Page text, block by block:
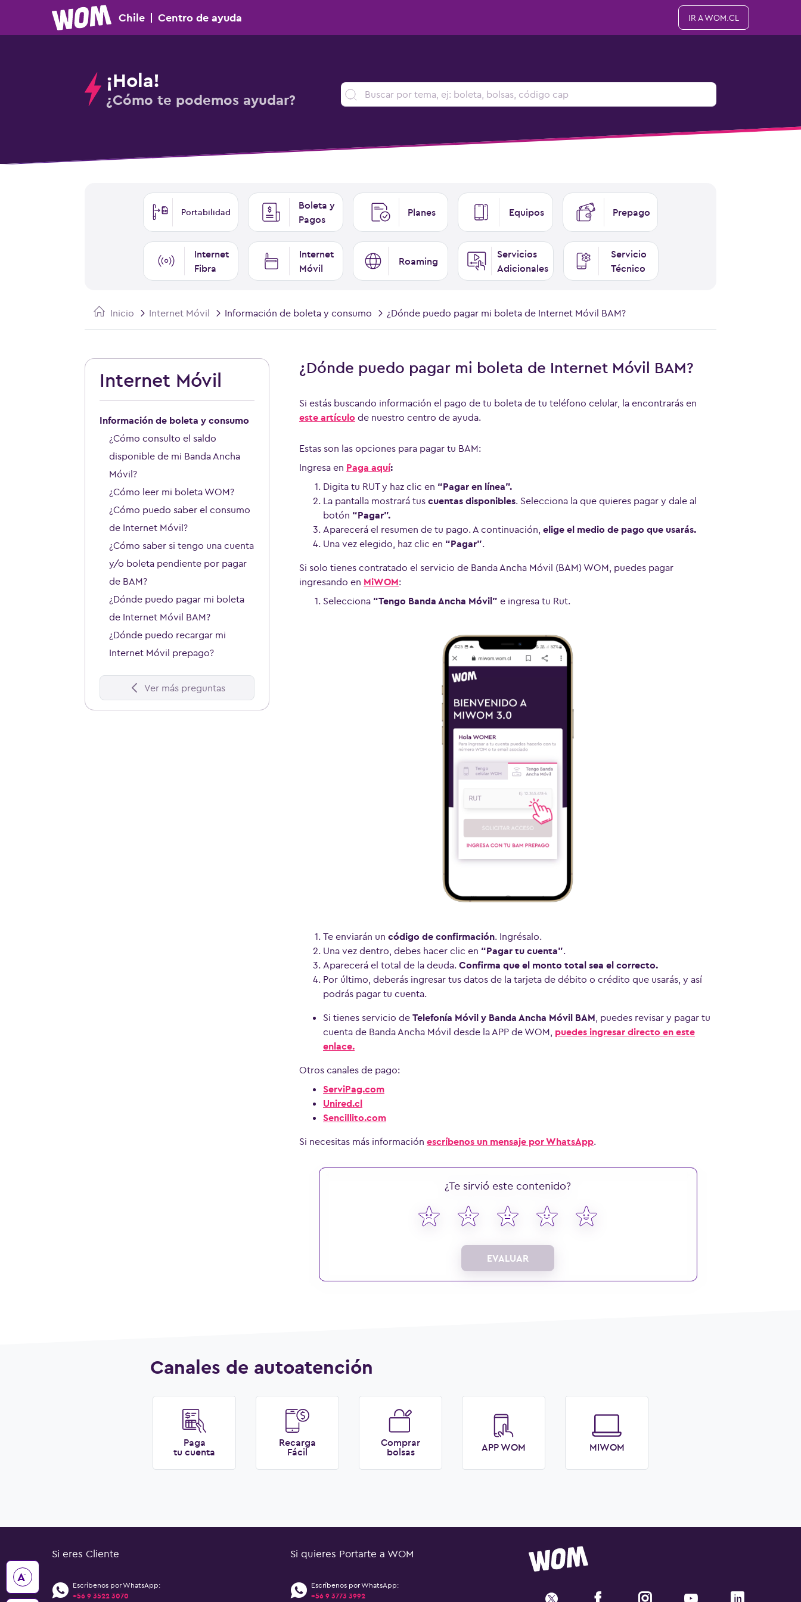
A-
Chile | Centro de ayuda IR A WOM.CL
¡Hola!
¿Cómo te podemos ayudar?
Portabilidad
Boleta y
Pagos
Planes Equipos Prepago
Internet
Fibra
Internet
Móvil
Roaming
Servicios
Adicionales
Servicio
Técnico
Inicio Internet Móvil Información de boleta y consumo ¿Dónde puedo pagar mi boleta de Internet Móvil BAM?
¿Dónde puedo pagar mi boleta de Internet Móvil BAM?
Si estás buscando información el pago de tu boleta de tu teléfono celular, la encontrarás en
este artículo de nuestro centro de ayuda.
Estas son las opciones para pagar tu BAM:
Ingresa en Paga aquí:
Digita tu RUT y haz clic en “Pagar en línea”.
La pantalla mostrará tus cuentas disponibles. Selecciona la que quieres pagar y dale al
botón “Pagar”.
Aparecerá el resumen de tu pago. A continuación, elige el medio de pago que usarás.
Una vez elegido, haz clic en “Pagar”.
Si solo tienes contratado el servicio de Banda Ancha Móvil (BAM) WOM, puedes pagar
ingresando en MiWOM:
Selecciona “Tengo Banda Ancha Móvil” e ingresa tu Rut.
Te enviarán un código de confirmación. Ingrésalo.
Una vez dentro, debes hacer clic en “Pagar tu cuenta”.
Aparecerá el total de la deuda. Confirma que el monto total sea el correcto.
Por último, deberás ingresar tus datos de la tarjeta de débito o crédito que usarás, y así
podrás pagar tu cuenta.
Si tienes servicio de Telefonía Móvil y Banda Ancha Móvil BAM, puedes revisar y pagar tu
cuenta de Banda Ancha Móvil desde la APP de WOM, puedes ingresar directo en este
enlace.
Otros canales de pago:
ServiPag.com
Unired.cl
Sencillito.com
Si necesitas más información escríbenos un mensaje por WhatsApp.
¿Te sirvió este contenido?
EVALUAR
Internet Móvil
Información de boleta y consumo
¿Cómo consulto el saldo
disponible de mi Banda Ancha
Móvil?
¿Cómo leer mi boleta WOM?
¿Cómo puedo saber el consumo
de Internet Móvil?
¿Cómo saber si tengo una cuenta
y/o boleta pendiente por pagar
de BAM?
¿Dónde puedo pagar mi boleta
de Internet Móvil BAM?
¿Dónde puedo recargar mi
Internet Móvil prepago?
Ver más preguntas
Canales de autoatención
Paga
tu cuenta
Recarga
Fácil
Comprar
bolsas
APP WOM MIWOM
Si quieres Portarte a WOM
Escríbenos por WhatsApp:
+56 9 3773 3992
Si eres Cliente
Escríbenos por WhatsApp:
+56 9 3522 3070